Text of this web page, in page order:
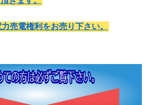
売電権利をお売り下さい。